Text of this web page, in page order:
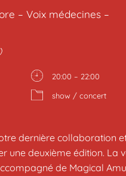
– Voix médecines –
20:00 – 22:00
show / concert
dernière collaboration
une deuxième édition. La
de Magical